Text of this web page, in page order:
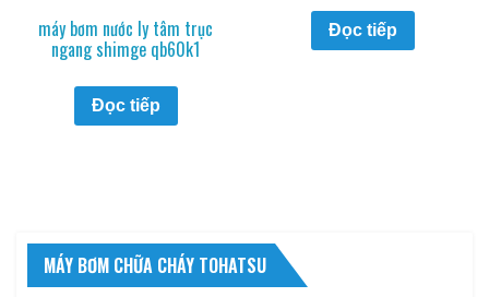
máy bơm nước ly tâm trục
ngang shimge qb60k1
Đọc tiếp
Đọc tiếp
MÁY BƠM CHỮA CHÁY TOHATSU